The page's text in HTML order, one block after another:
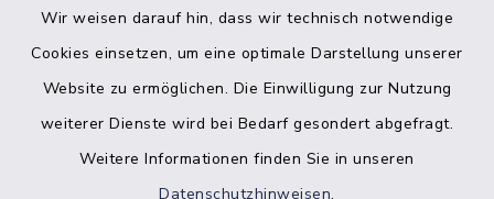
Wir weisen darauf hin, dass wir technisch notwendige
Cookies einsetzen, um eine optimale Darstellung unserer
Website zu ermöglichen. Die Einwilligung zur Nutzung
weiterer Dienste wird bei Bedarf gesondert abgefragt.
Weitere Informationen finden Sie in unseren
Datenschutzhinweisen.
Bankverbindung der Amtskasse
Barrierefreiheit